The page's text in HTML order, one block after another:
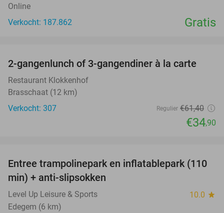
Online
Verkocht: 187.862
Gratis
43%
2-gangenlunch of 3-gangendiner à la carte
Restaurant Klokkenhof
Brasschaat (12 km)
Verkocht: 307
Regulier €61,40
€34,90
40%
Entree trampolinepark en inflatablepark (110
min) + anti-slipsokken
Level Up Leisure & Sports 10.0 star
Edegem (6 km)